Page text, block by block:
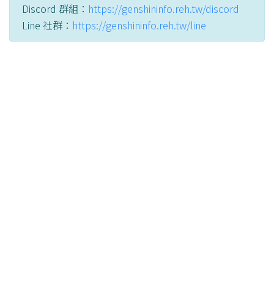
Discord 群組： https://genshininfo.reh.tw/discord
Line 社群： https://genshininfo.reh.tw/line